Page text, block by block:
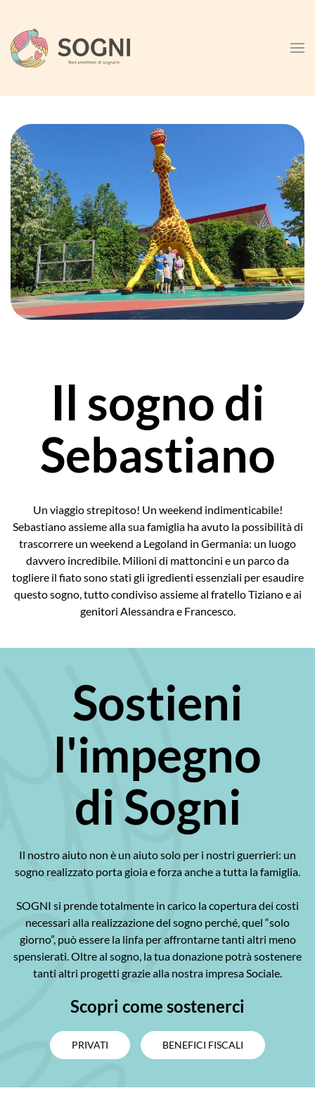
Skip to main content
Il sogno di
Sebastiano
Un viaggio strepitoso! Un weekend indimenticabile!
Sebastiano assieme alla sua famiglia ha avuto la possibilità di
trascorrere un weekend a Legoland in Germania: un luogo
davvero incredibile. Milioni di mattoncini e un parco da
togliere il fiato sono stati gli igredienti essenziali per esaudire
questo sogno, tutto condiviso assieme al fratello Tiziano e ai
genitori Alessandra e Francesco.
Sostieni
l'impegno
di Sogni
Il nostro aiuto non è un aiuto solo per i nostri guerrieri: un
sogno realizzato porta gioia e forza anche a tutta la famiglia.
SOGNI si prende totalmente in carico la copertura dei costi
necessari alla realizzazione del sogno perché, quel “solo
giorno”, può essere la linfa per affrontarne tanti altri meno
spensierati. Oltre al sogno, la tua donazione potrà sostenere
tanti altri progetti grazie alla nostra impresa Sociale.
Scopri come sostenerci
PRIVATI BENEFICI FISCALI